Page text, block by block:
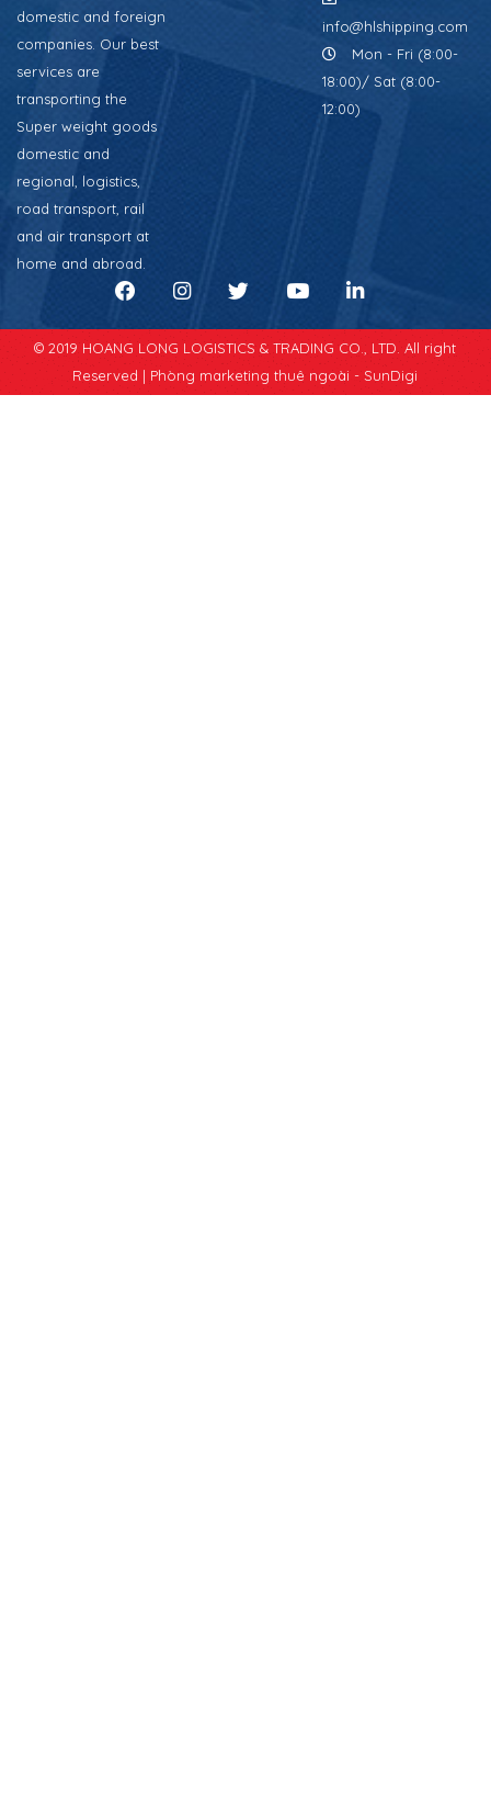
domestic and foreign
companies. Our best
services are
transporting the
Super weight goods
domestic and
regional, logistics,
road transport, rail
and air transport at
home and abroad.
info@hlshipping.com
Mon - Fri (8:00-
18:00)/ Sat (8:00-
12:00)
© 2019 HOANG LONG LOGISTICS & TRADING CO., LTD. All right
Reserved | Phòng marketing thuê ngoài - SunDigi